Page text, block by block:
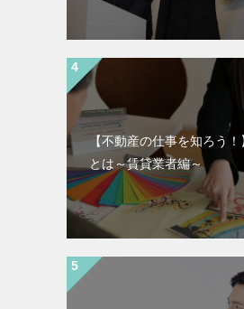
【不動産の仕事を知ろう
とは～賃貸業者編～